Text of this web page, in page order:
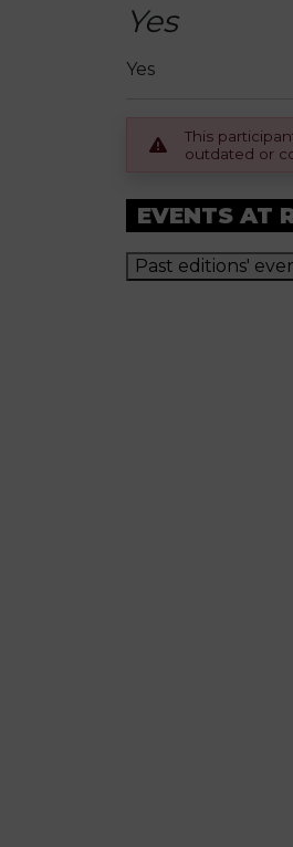
Yes
Yes
This
outdated or
EVENTS AT
Past editions'